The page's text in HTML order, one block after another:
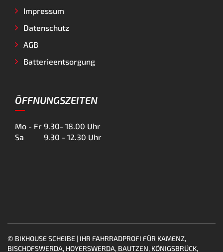
Impressum
Datenschutz
AGB
Batterieentsorgung
ÖFFNUNGSZEITEN
Mo - Fr 9.30- 18.00 Uhr
Sa
9.30 - 12.30 Uhr
© BIKHOUSE SCHEIBE | IHR FAHRRADPROFI FÜR KAMENZ,
BISCHOFSWERDA, HOYERSWERDA, BAUTZEN, KÖNIGSBRÜCK,